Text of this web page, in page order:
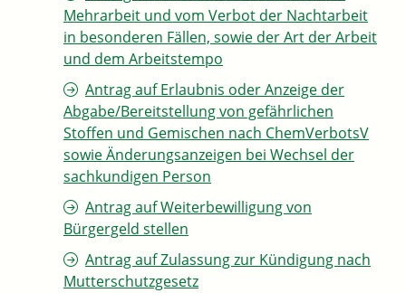
Mehrarbeit und vom Verbot der Nachtarbeit
in besonderen Fällen, sowie der Art der Arbeit
und dem Arbeitstempo
Antrag auf Erlaubnis oder Anzeige der
Abgabe/Bereitstellung von gefährlichen
Stoffen und Gemischen nach ChemVerbotsV
sowie Änderungsanzeigen bei Wechsel der
sachkundigen Person
Antrag auf Weiterbewilligung von
Bürgergeld stellen
Antrag auf Zulassung zur Kündigung nach
Mutterschutzgesetz